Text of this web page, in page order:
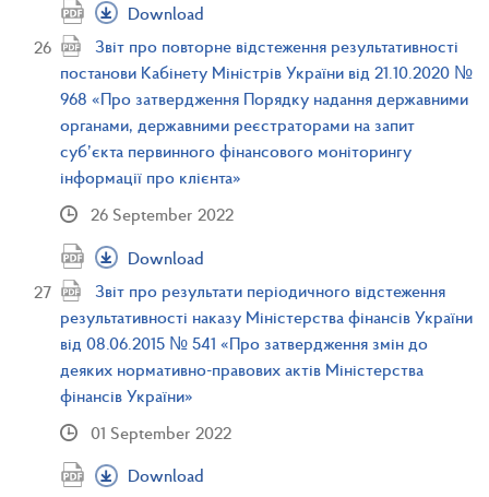
Download
Звіт про повторне відстеження результативності
постанови Кабінету Міністрів України від 21.10.2020 №
968 «Про затвердження Порядку надання державними
органами, державними реєстраторами на запит
суб’єкта первинного фінансового моніторингу
інформації про клієнта»
26 September 2022
Download
Звіт про результати періодичного відстеження
результативності наказу Міністерства фінансів України
від 08.06.2015 № 541 «Про затвердження змін до
деяких нормативно-правових актів Міністерства
фінансів України»
01 September 2022
Download